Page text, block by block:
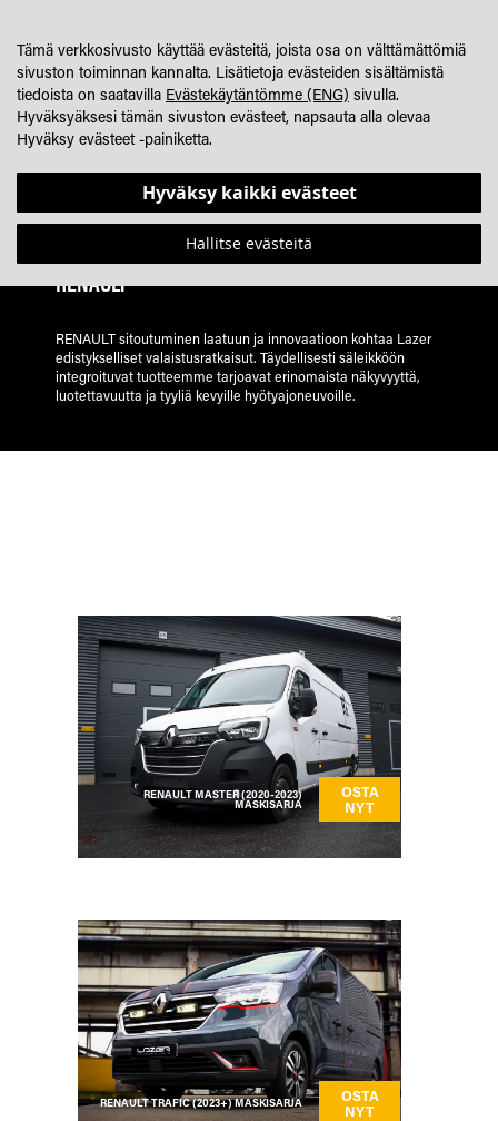
CONTENT
RENAULT
RENAULT sitoutuminen laatuun ja innovaatioon kohtaa Lazer
edistykselliset valaistusratkaisut. Täydellisesti säleikköön
integroituvat tuotteemme tarjoavat erinomaista näkyvyyttä,
luotettavuutta ja tyyliä kevyille hyötyajoneuvoille.
RENAULT MASTER (2020-2023)
MASKISARJA
OSTA
NYT
RENAULT TRAFIC (2023+) MASKISARJA
OSTA
NYT
Tämä verkkosivusto käyttää evästeitä, joista osa on välttämättömiä
sivuston toiminnan kannalta. Lisätietoja evästeiden sisältämistä
tiedoista on saatavilla Evästekäytäntömme (ENG) sivulla.
Hyväksyäksesi tämän sivuston evästeet, napsauta alla olevaa
Hyväksy evästeet -painiketta.
Hyväksy kaikki evästeet
Hallitse evästeitä